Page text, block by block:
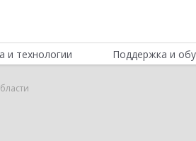
и технологии Поддержка и